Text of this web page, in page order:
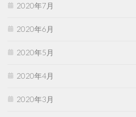
2020年7月
2020年6月
2020年5月
2020年4月
2020年3月